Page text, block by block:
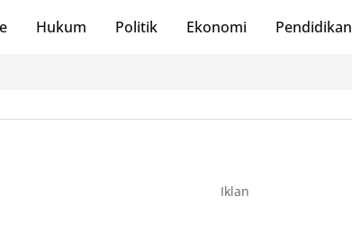
Hukum Politik Ekonomi Pendidikan
Iklan